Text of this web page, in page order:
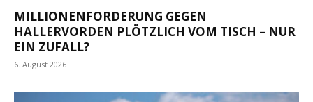
MILLIONENFORDERUNG GEGEN
HALLERVORDEN PLÖTZLICH VOM TISCH – NUR
EIN ZUFALL?
6. August 2026